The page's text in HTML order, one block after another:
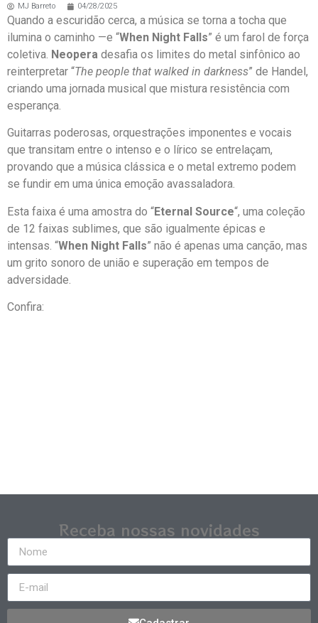
MJ Barreto 04/28/2025
Quando a escuridão cerca, a música se torna a tocha que
ilumina o caminho —e “When Night Falls” é um farol de força
coletiva. Neopera desafia os limites do metal sinfônico ao
reinterpretar “The people that walked in darkness” de Handel,
criando uma jornada musical que mistura resistência com
esperança.
Guitarras poderosas, orquestrações imponentes e vocais
que transitam entre o intenso e o lírico se entrelaçam,
provando que a música clássica e o metal extremo podem
se fundir em uma única emoção avassaladora.
Esta faixa é uma amostra do “Eternal Source“, uma coleção
de 12 faixas sublimes, que são igualmente épicas e
intensas. “When Night Falls” não é apenas uma canção, mas
um grito sonoro de união e superação em tempos de
adversidade.
Confira:
Receba nossas novidades